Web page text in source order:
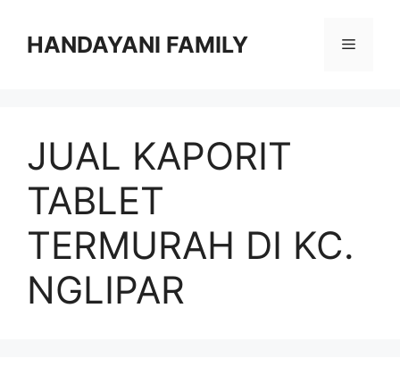
HANDAYANI FAMILY Menu
JUAL KAPORIT
TABLET
TERMURAH DI KC.
NGLIPAR